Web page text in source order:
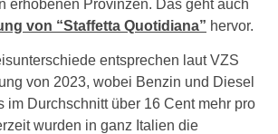
erhobenen Provinzen. Das geht auch
von “Staffetta Quotidiana” hervor.
entsprechen laut VZS
von 2023, wobei Benzin und Diesel
im Durchschnitt über 16 Cent mehr pro
wurden in ganz Italien die